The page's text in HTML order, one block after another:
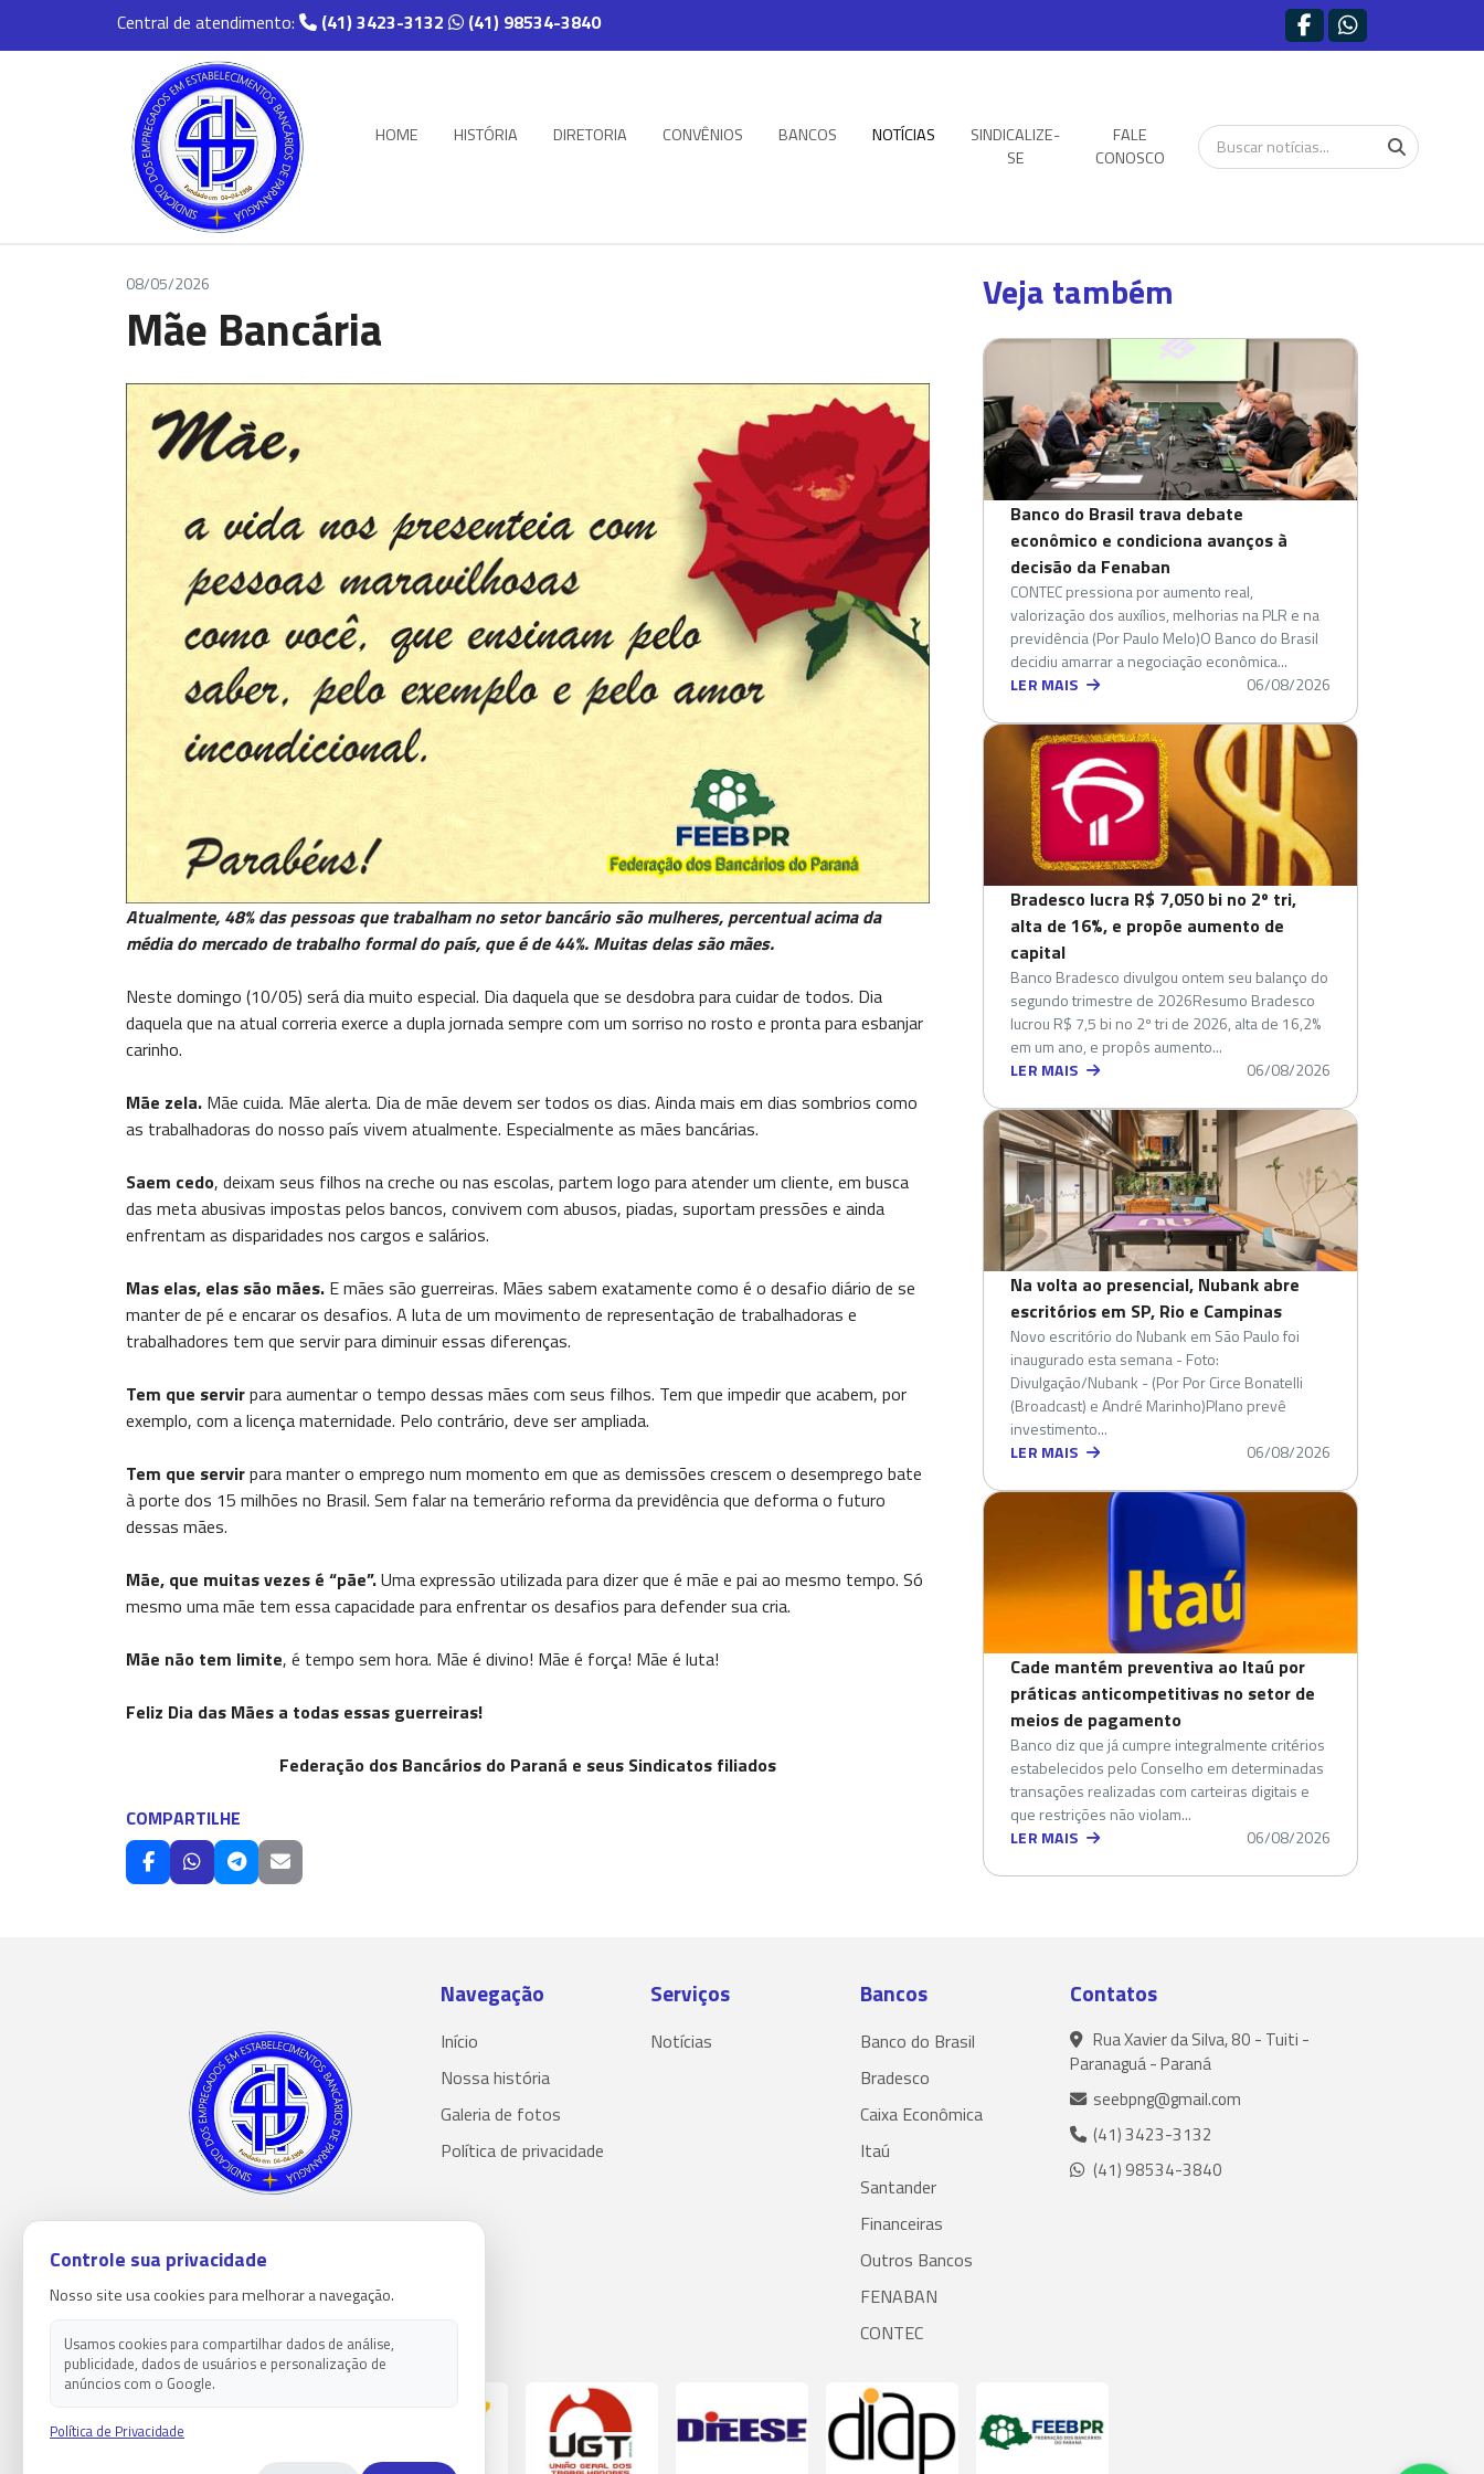
Central de atendimento: (41) 3423-3132 (41) 98534-3840
HOME HISTÓRIA DIRETORIA CONVÊNIOS BANCOS NOTÍCIAS
SINDICALIZE-
SE
FALE
CONOSCO
08/05/2026
Mãe Bancária
Atualmente, 48% das pessoas que trabalham no setor bancário são mulheres, percentual acima da
média do mercado de trabalho formal do país, que é de 44%. Muitas delas são mães.
Neste domingo (10/05) será dia muito especial. Dia daquela que se desdobra para cuidar de todos. Dia
daquela que na atual correria exerce a dupla jornada sempre com um sorriso no rosto e pronta para esbanjar
carinho.
Mãe zela. Mãe cuida. Mãe alerta. Dia de mãe devem ser todos os dias. Ainda mais em dias sombrios como
as trabalhadoras do nosso país vivem atualmente. Especialmente as mães bancárias.
Saem cedo, deixam seus filhos na creche ou nas escolas, partem logo para atender um cliente, em busca
das meta abusivas impostas pelos bancos, convivem com abusos, piadas, suportam pressões e ainda
enfrentam as disparidades nos cargos e salários.
Mas elas, elas são mães. E mães são guerreiras. Mães sabem exatamente como é o desafio diário de se
manter de pé e encarar os desafios. A luta de um movimento de representação de trabalhadoras e
trabalhadores tem que servir para diminuir essas diferenças.
Tem que servirpara aumentar o tempo dessas mães com seus filhos. Tem que impedir que acabem, por
exemplo, com a licença maternidade. Pelo contrário, deve ser ampliada.
Tem que servirpara manter o emprego num momento em que as demissões crescem o desemprego bate
à porte dos 15 milhões no Brasil. Sem falar na temerário reforma da previdência que deforma o futuro
dessas mães.
Mãe, que muitas vezes é “pãe”.Uma expressão utilizada para dizer que é mãe e pai ao mesmo tempo. Só
mesmo uma mãe tem essa capacidade para enfrentar os desafios para defender sua cria.
Mãe não tem limite, é tempo sem hora. Mãe é divino! Mãe é força! Mãe é luta!
Feliz Dia das Mães a todas essas guerreiras!
Federação dos Bancários do Paraná e seus Sindicatos filiados
COMPARTILHE
Veja também
Banco do Brasil trava debate
econômico e condiciona avanços à
decisão da Fenaban
CONTEC pressiona por aumento real,
valorização dos auxílios, melhorias na PLR e na
previdência (Por Paulo Melo)O Banco do Brasil
decidiu amarrar a negociação econômica...
LER MAIS
06/08/2026
Bradesco lucra R$ 7,050 bi no 2º tri,
alta de 16%, e propõe aumento de
capital
Banco Bradesco divulgou ontem seu balanço do
segundo trimestre de 2026Resumo Bradesco
lucrou R$ 7,5 bi no 2º tri de 2026, alta de 16,2%
em um ano, e propôs aumento...
LER MAIS
06/08/2026
Na volta ao presencial, Nubank abre
escritórios em SP, Rio e Campinas
Novo escritório do Nubank em São Paulo foi
inaugurado esta semana - Foto:
Divulgação/Nubank - (Por Por Circe Bonatelli
(Broadcast) e André Marinho)Plano prevê
investimento...
LER MAIS
06/08/2026
Cade mantém preventiva ao Itaú por
práticas anticompetitivas no setor de
meios de pagamento
Banco diz que já cumpre integralmente critérios
estabelecidos pelo Conselho em determinadas
transações realizadas com carteiras digitais e
que restrições não violam...
LER MAIS
06/08/2026
Navegação
Início
Nossa história
Galeria de fotos
Política de privacidade
Serviços
Notícias
Bancos
Banco do Brasil
Bradesco
Caixa Econômica
Itaú
Santander
Financeiras
Outros Bancos
FENABAN
CONTEC
Contatos
Rua Xavier da Silva, 80 - Tuiti -
Paranaguá - Paraná
seebpng@gmail.com
(41) 3423-3132
(41) 98534-3840
Controle sua privacidade
Nosso site usa cookies para melhorar a navegação.
Usamos cookies para compartilhar dados de análise,
publicidade, dados de usuários e personalização de
anúncios com o Google.
Política de Privacidade